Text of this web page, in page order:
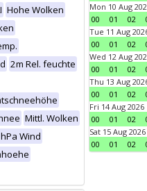
Hohe Wolken
2m Rel. feuchte
Mittl. Wolken
Wind
Mon 10 Aug
00
01 02
Tue 11 Aug
00
01 02
Wed 12 Aug
00
01 02
Thu 13 Aug
00
01 02
Fri 14 Aug 2026
00
01 02
Sat 15 Aug 2026
00
01 02